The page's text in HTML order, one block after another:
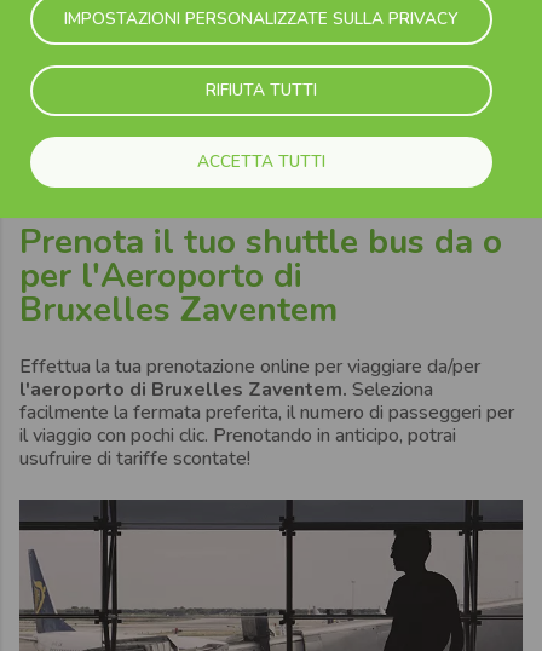
IMPOSTAZIONI PERSONALIZZATE SULLA PRIVACY
RIFIUTA TUTTI
ACCETTA TUTTI
Scopri di più
Aeroporto Zaventem - Aeroporto Charleroi
Scopri di più
Prenota il tuo shuttle bus da o
per l'Aeroporto di
Bruxelles Zaventem
Effettua la tua prenotazione online per viaggiare da/per
l'aeroporto di Bruxelles Zaventem. Seleziona
facilmente la fermata preferita, il numero di passeggeri per
il viaggio con pochi clic. Prenotando in anticipo, potrai
usufruire di tariffe scontate!